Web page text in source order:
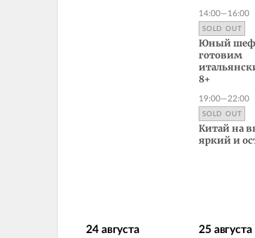
14:00—16:00
SOLD OUT
Юный
готовим
8+
19:00—22:00
SOLD OUT
Китай на
яркий и
24 августа 25 августа